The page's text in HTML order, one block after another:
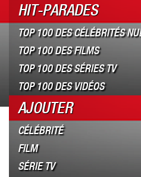
HIT-PARADES
TOP 100 DES CÉLÉBRITÉS
TOP 100 DES FILMS
TOP 100 DES SÉRIES TV
TOP 100 DES VIDÉOS
AJOUTER
CÉLÉBRITÉ
FILM
SÉRIE TV